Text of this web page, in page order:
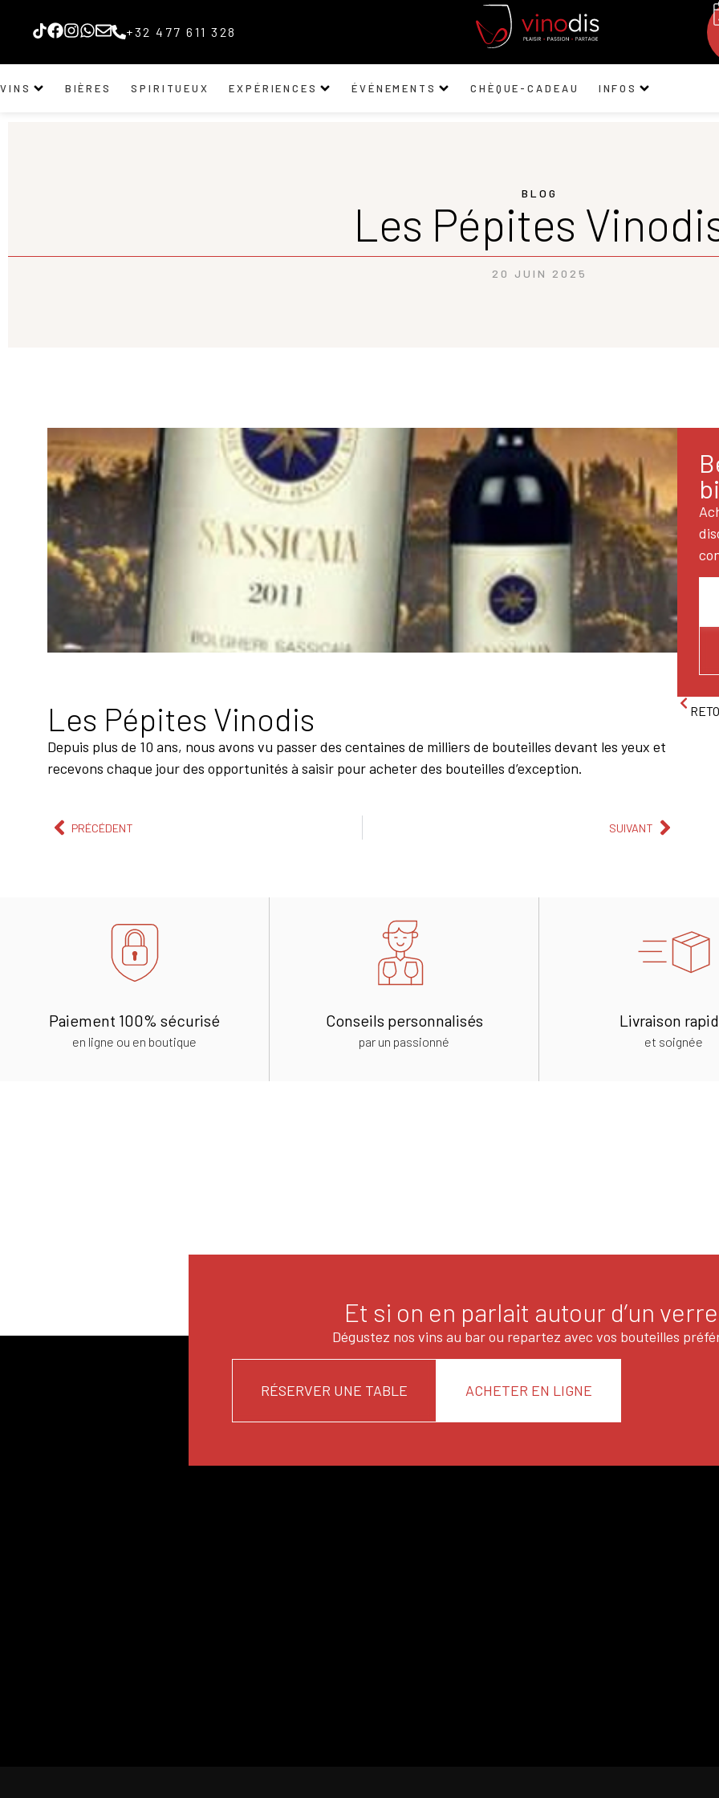
+32 477 611 328
VINS BIÈRES SPIRITUEUX EXPÉRIENCES ÉVÉNEMENTS CHÈQUE-CADEAU INFOS
BLOG
Les Pépites
20 JUIN 2025
Les Pépites Vinodis
Depuis plus de 10 ans, nous avons vu passer des centaines de milliers de bouteilles devant les yeux et
recevons chaque jour des opportunités à saisir pour acheter des bouteilles d’exception.
PRÉCÉDENT SUIVANT
Paiement 100% sécurisé
en ligne ou en boutique
Conseils personnalisés
par un passionné
Livraison
et soignée
Et si on en parlait autour d’un
Dégustez nos vins au bar ou repartez avec vos bouteilles
RÉSERVER UNE TABLE ACHETER EN LIGNE